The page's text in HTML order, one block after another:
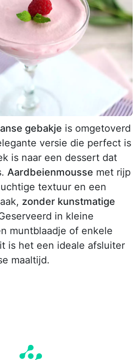
gebakje is omgetoverd
versie die perfect is
is naar een dessert dat
Aardbeienmousse met rijp
textuur en een
zonder kunstmatige
in kleine
muntblaadje of enkele
is het een ideale afsluiter
maaltijd.